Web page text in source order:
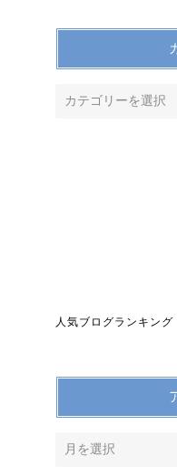
人気ブログランキング